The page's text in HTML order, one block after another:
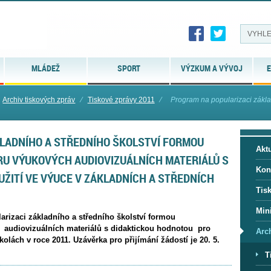
MLÁDEŽ SPORT VÝZKUM A VÝVOJ
Archiv tiskových zpráv ⁄ Tiskové zprávy 2011 ⁄ Program na popularizaci
A STŘEDNÍHO ŠKOLSTVÍ FORMOU
VÝUKOVÝCH AUDIOVIZUÁLNÍCH MATERIÁLŮ S
VE VÝUCE V ZÁKLADNÍCH A STŘEDNÍCH
základního a středního školství formou
materiálů s didaktickou hodnotou pro
v roce 2011. Uzávěrka pro přijímání žádostí je 20. 5.